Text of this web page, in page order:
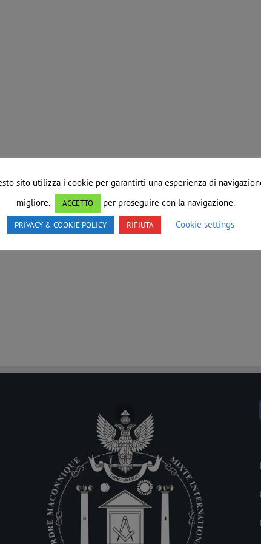
sito utilizza i cookie per garantirti una esperienza di
migliore.
ACCETTO per proseguire con la navigazione.
PRIVACY & COOKIE POLICY RIFIUTA Cookie settings